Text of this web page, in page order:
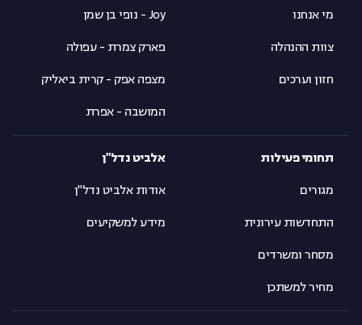
מי אנחנו
צוות ההנהלה
חזון וערכים
Joy - נופי בן שמן
פארק צמרת - עפולה
מצפה אפק - קרית ביאליק
המושבה - אפרת
תחומי פעילות
מגורים
התחדשות עירונית
מסחר ומשרדים
מחיר למשתכן
אלביט נדל"ן
אודות אלביט נדל"ן
מידע למשקיעים